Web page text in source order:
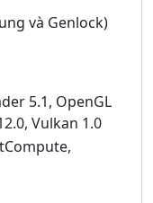
và Genlock)
5.1, OpenGL
Vulkan 1.0